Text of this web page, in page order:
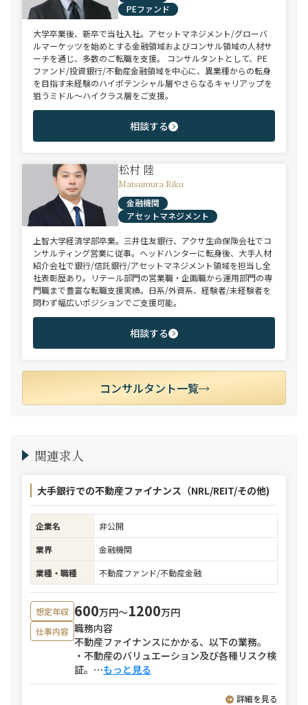
PEファンド
大学卒業後、新卒で当社入社。アセットマネジメント/グローバ
ルマーケッツを始めとする金融領域およびコンサル領域の人材サ
ーチを通じ、多数のご転職を支援。 コンサルタントとして、PE
ファンド/投資銀行/不動産金融領域を中心に、異業種からの転身
を目指す未経験のハイポテンシャル層やさらなるキャリアップを
狙うミドル～ハイクラス層をご支援。
相談する
松村 陸
Matsumura Riku
金融機関
アセットマネジメント
上智大学経済学部卒業。三井住友銀行、アクサ生命保険会社でコ
ンサルティング営業に従事。ヘッドハンターに転身後、大手人材
紹介会社で銀行/信託銀行/アセットマネジメント領域を担当し全
社表彰歴あり。リテール部門の営業職・企画職から運用部門の専
門職まで豊富な転職支援実績。日系/外資系、経験者/未経験者を
問わず幅広いポジションでご支援可能。
相談する
コンサルタント一覧
関連求人
大手銀行での不動産ファイナンス（NRL/REIT/その他)
企業名
非公開
業界
金融機関
業種・職種
不動産ファンド/不動産金融
想定年収 600万円〜1200万円
仕事内容 職務内容
不動産ファイナンスにかかる、以下の業務。
・不動産のバリュエーション及び各種リスク検
証。 ⋯もっと見る
詳細を見る